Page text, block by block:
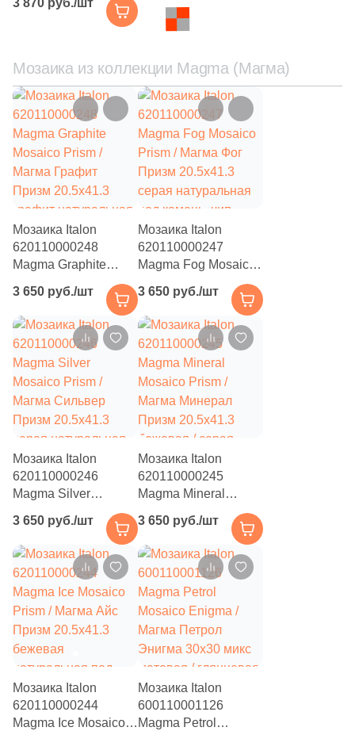
Магма Айс / Magma
Ice Brick 3D 30x80
натуральный / 3D/
камень
3 870 руб./шт
Мозаика из коллекции Magma (Магма)
Мозаика Italon
620110000248
Magma Graphite
Магма Графит
Призм 20.5x41.3
графит натуральная
под камень, чип
пятиугольный
3 650 руб./шт
Мозаика Italon
620110000247
Magma Fog Mosaico
Prism / Магма Фог
Призм 20.5x41.3
серая натуральная
под камень, чип
пятиугольный
3 650 руб./шт
Мозаика Italon
620110000246
Magma Silver
Магма Сильвер
Призм 20.5x41.3
серая натуральная
под камень, чип
пятиугольный
3 650 руб./шт
Мозаика Italon
620110000245
Magma Mineral
Магма Минерал
Призм 20.5x41.3
бежевая / серая
натуральная под
камень, чип
пятиугольный
3 650 руб./шт
Мозаика Italon
620110000244
Magma Ice Mosaico
Мозаика Italon
600110001126
Magma Petrol